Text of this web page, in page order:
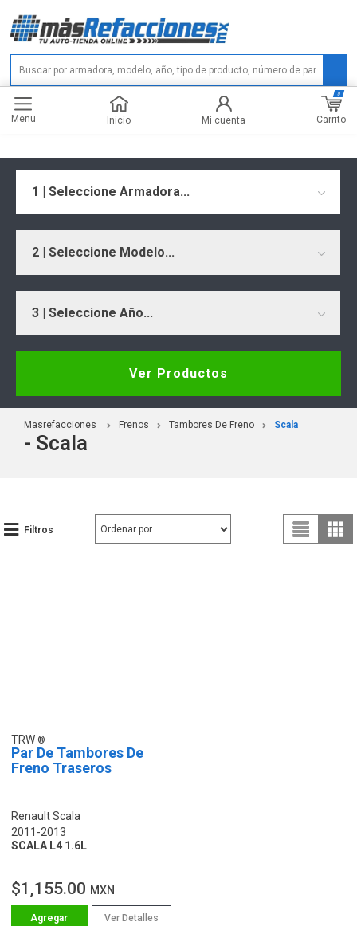
Menu Inicio Mi cuenta Carrito
0
1 | Seleccione Armadora...
2 | Seleccione Modelo...
3 | Seleccione Año...
Ver Productos
Masrefacciones Frenos Tambores De Freno Scala
- Scala
Filtros
TRW
Par De Tambores De
Freno Traseros
Renault Scala
2011-2013
SCALA L4 1.6L
$1,155.00 MXN
Ver Detalles